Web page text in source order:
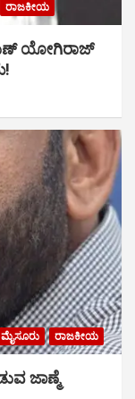
ರಾಜಕೀಯ
ಯೋಗಿರಾಜ್
ಮೈಸೂರು ರಾಜಕೀಯ
ಜಾಣ್ಮೆ